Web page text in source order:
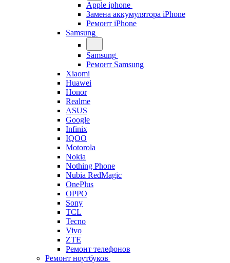
Apple iphone
Замена аккумулятора iPhone
Ремонт iPhone
Samsung
Samsung
Ремонт Samsung
Xiaomi
Huawei
Honor
Realme
ASUS
Google
Infinix
IQOO
Motorola
Nokia
Nothing Phone
Nubia RedMagic
OnePlus
OPPO
Sony
TCL
Tecno
Vivo
ZTE
Ремонт телефонов
Ремонт ноутбуков